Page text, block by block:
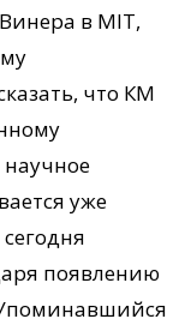
в MIТ,
что КМ
научное
уже
появлению